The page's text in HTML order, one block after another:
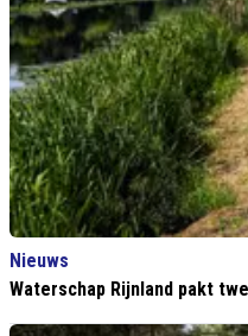
Nieuws
Waterschap Rijnland pakt